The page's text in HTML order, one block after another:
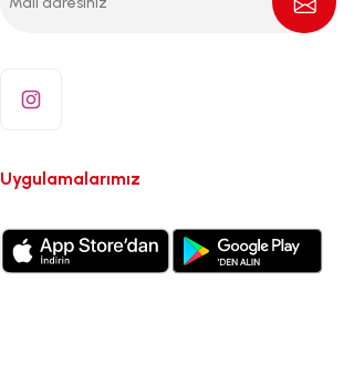
Uygulamalarımız